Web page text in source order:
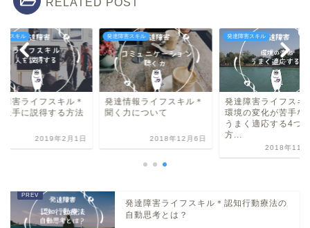
RELATED POST
害スキル
障害ライフスキル＊
上手に説得する方法
2019年2月1日
発達障害スキル
発達情報ライフスキル＊
聞く力について
2018年12月6日
発達障害スキル
発達障害ライフスキ
環境の変化が苦手な
うまく適応する4つ
方...
2018年11月
発達障害ライフスキル＊認知行動療法の
自動思考とは？